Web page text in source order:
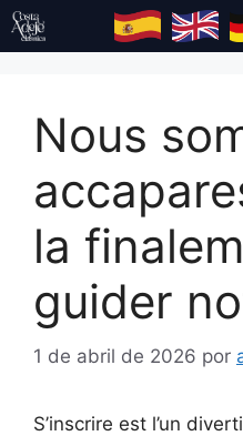
Nous
la
guider
1 de abril de 2026 por
S’inscrire est l’un